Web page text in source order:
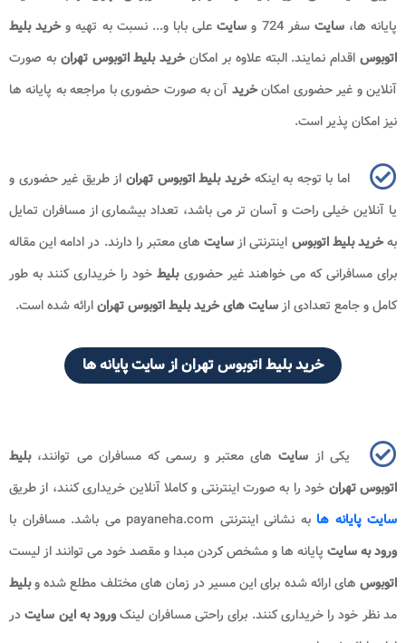
پایانه ها،سایتسفر 724 و سایت علی بابا و... نسبت به تهیه وخرید بلیط
اتوبوساقدام نمایند. البته علاوه بر امکانخرید بلیط اتوبوس تهرانبه صورت
آنلاین و غیر حضوری امکانخرید آن به صورت حضوری با مراجعه به پایانه ها
نیز امکان پذیر است.
اما با توجه به اینکهخرید بلیط اتوبوس تهران از طریق غیر حضوری و
یا آنلاین خیلی راحت و آسان تر می باشد، تعداد بیشماری از مسافران تمایل
بهخرید بلیط اتوبوس اینترنتی ازسایت های معتبر را دارند. در ادامه این مقاله
برای مسافرانی که می خواهند غیر حضوریبلیط خود را خریداری کنند به طور
کامل و جامع تعدادی ازسایت های خرید بلیط اتوبوس تهرانارائه شده است.
خرید بلیط اتوبوس تهران از سایت پایانه ها
یکی از سایت های معتبر و رسمی که مسافران می توانند،بلیط
اتوبوس تهران خود را به صورت اینترنتی و کاملا آنلاین خریداری کنند، از طریق
سایت پایانه ها به نشانی اینترنتی payaneha.com می باشد. مسافران با
ورود به سایت پایانه ها و مشخص کردن مبدا و مقصد خود می توانند از لیست
اتوبوس های ارائه شده برای این مسیر در زمان های مختلف مطلع شده وبلیط
مد نظر خود را خریداری کنند. برای راحتی مسافران لینکورود به این سایتدر